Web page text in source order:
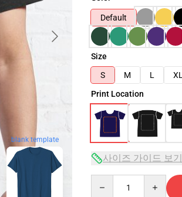
blank template
Default
Size
S
M L XL
Print Location
사이즈 가이드 보기